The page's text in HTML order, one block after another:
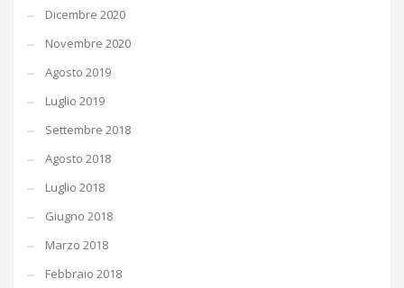
Dicembre 2020
Novembre 2020
Agosto 2019
Luglio 2019
Settembre 2018
Agosto 2018
Luglio 2018
Giugno 2018
Marzo 2018
Febbraio 2018